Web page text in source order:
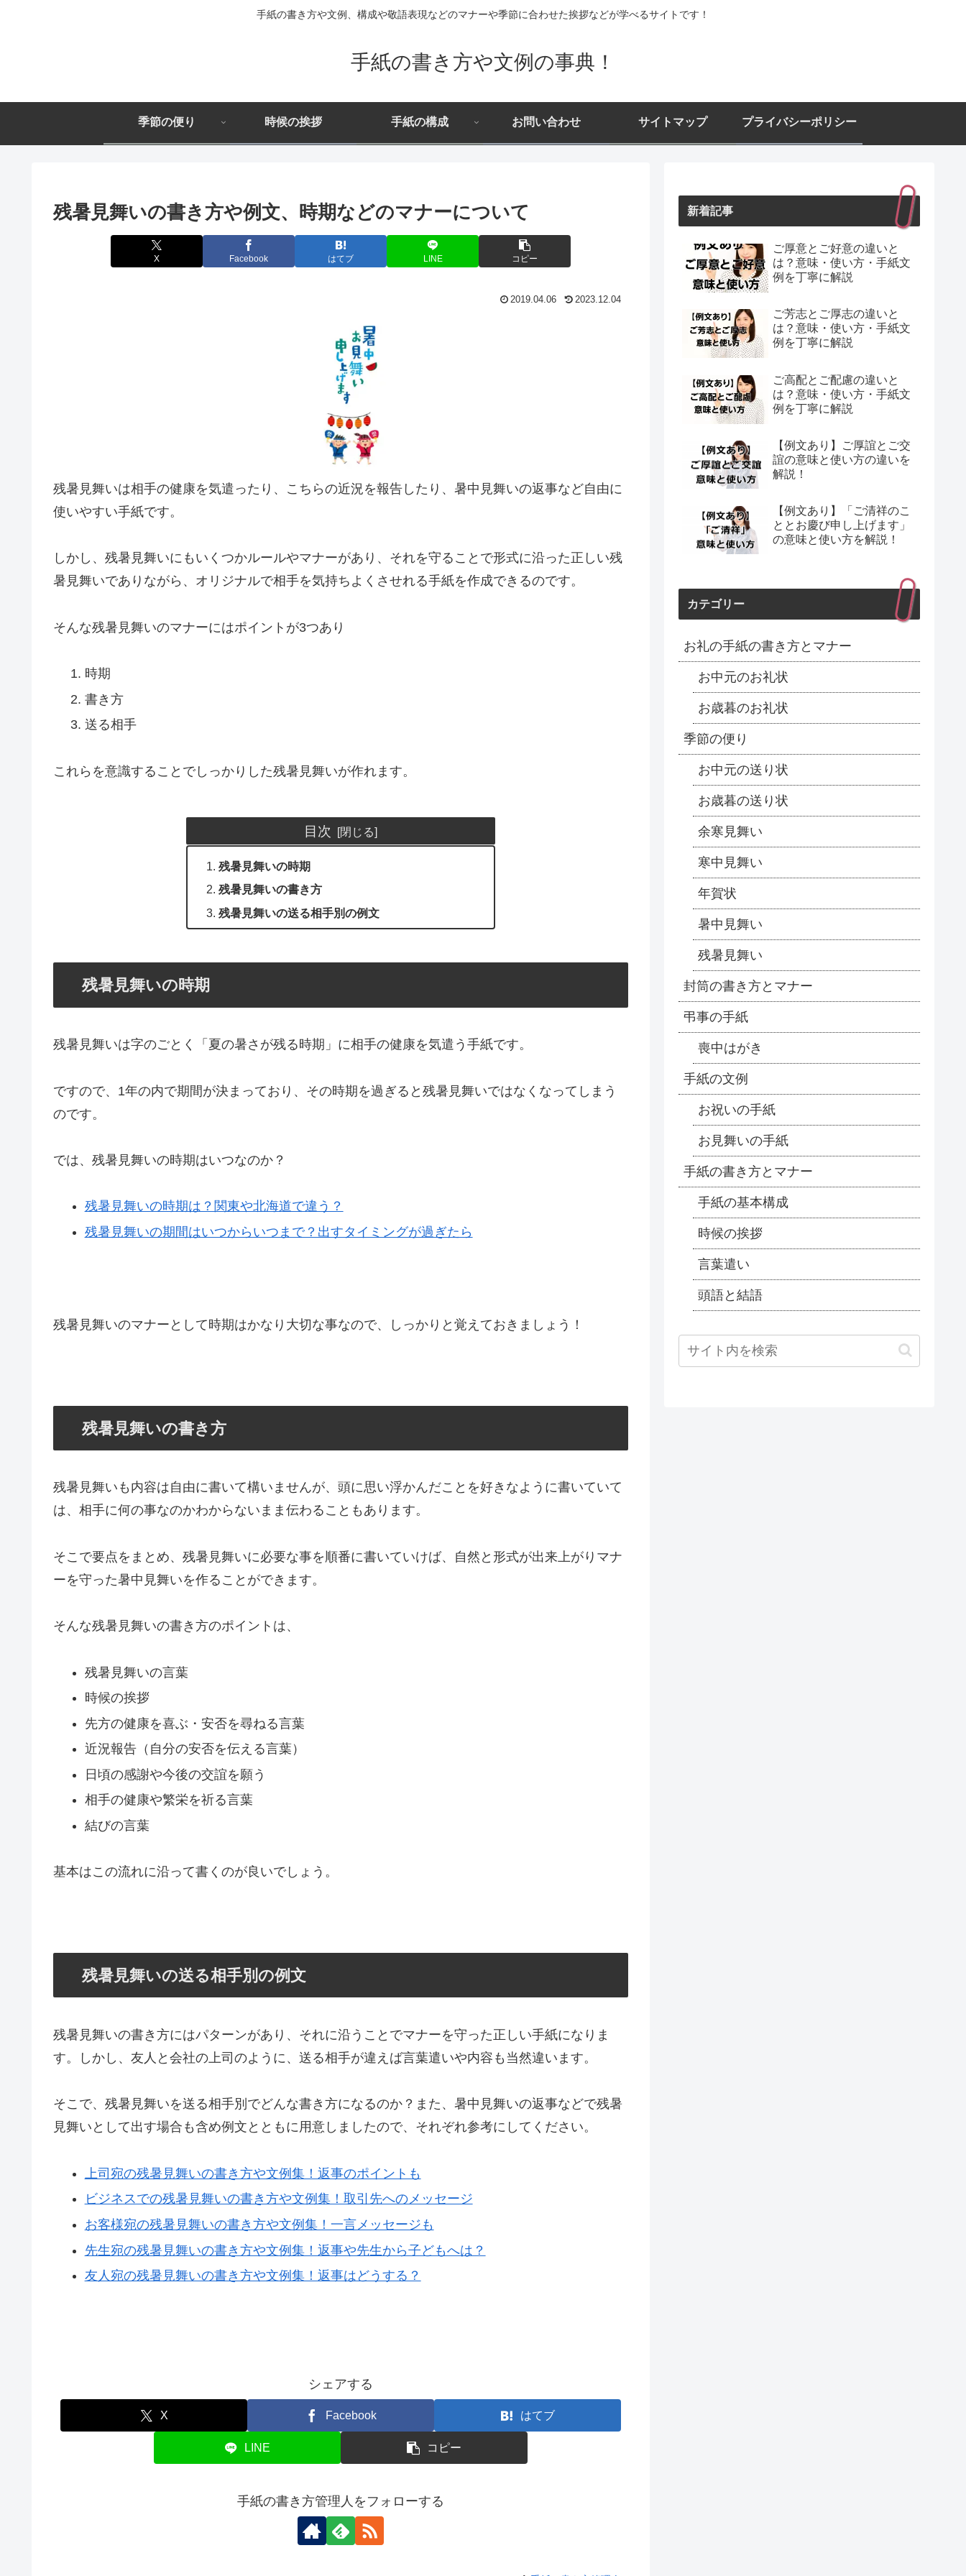
手紙の書き方や文例、構成や敬語表現などのマナーや季節に合わせた挨拶などが学べるサイトです！
手紙の書き方や文例の事典！
季節の便り 時候の挨拶 手紙の構成 お問い合わせ サイトマップ プライバシーポリシー
残暑見舞いの書き方や例文、時期などのマナーについて
X Facebook はてブ LINE コピー
2019.04.06 2023.12.04
残暑見舞いは相手の健康を気遣ったり、こちらの近況を報告したり、暑中見舞いの返事など自由に
使いやすい手紙です。
しかし、残暑見舞いにもいくつかルールやマナーがあり、それを守ることで形式に沿った正しい残
暑見舞いでありながら、オリジナルで相手を気持ちよくさせれる手紙を作成できるのです。
そんな残暑見舞いのマナーにはポイントが3つあり
時期
書き方
送る相手
これらを意識することでしっかりした残暑見舞いが作れます。
目次
残暑見舞いの時期
残暑見舞いの書き方
残暑見舞いの送る相手別の例文
残暑見舞いの時期
残暑見舞いは字のごとく「夏の暑さが残る時期」に相手の健康を気遣う手紙です。
ですので、1年の内で期間が決まっており、その時期を過ぎると残暑見舞いではなくなってしまう
のです。
では、残暑見舞いの時期はいつなのか？
残暑見舞いの時期は？関東や北海道で違う？
残暑見舞いの期間はいつからいつまで？出すタイミングが過ぎたら
残暑見舞いのマナーとして時期はかなり大切な事なので、しっかりと覚えておきましょう！
残暑見舞いの書き方
残暑見舞いも内容は自由に書いて構いませんが、頭に思い浮かんだことを好きなように書いていて
は、相手に何の事なのかわからないまま伝わることもあります。
そこで要点をまとめ、残暑見舞いに必要な事を順番に書いていけば、自然と形式が出来上がりマナ
ーを守った暑中見舞いを作ることができます。
そんな残暑見舞いの書き方のポイントは、
残暑見舞いの言葉
時候の挨拶
先方の健康を喜ぶ・安否を尋ねる言葉
近況報告（自分の安否を伝える言葉）
日頃の感謝や今後の交誼を願う
相手の健康や繁栄を祈る言葉
結びの言葉
基本はこの流れに沿って書くのが良いでしょう。
残暑見舞いの送る相手別の例文
残暑見舞いの書き方にはパターンがあり、それに沿うことでマナーを守った正しい手紙になりま
す。しかし、友人と会社の上司のように、送る相手が違えば言葉遣いや内容も当然違います。
そこで、残暑見舞いを送る相手別でどんな書き方になるのか？また、暑中見舞いの返事などで残暑
見舞いとして出す場合も含め例文とともに用意しましたので、それぞれ参考にしてください。
上司宛の残暑見舞いの書き方や文例集！返事のポイントも
ビジネスでの残暑見舞いの書き方や文例集！取引先へのメッセージ
お客様宛の残暑見舞いの書き方や文例集！一言メッセージも
先生宛の残暑見舞いの書き方や文例集！返事や先生から子どもへは？
友人宛の残暑見舞いの書き方や文例集！返事はどうする？
シェアする
X Facebook はてブ
LINE コピー
手紙の書き方管理人をフォローする
新着記事
ご厚意とご好意の違いと
は？意味・使い方・手紙文
例を丁寧に解説
ご芳志とご厚志の違いと
は？意味・使い方・手紙文
例を丁寧に解説
ご高配とご配慮の違いと
は？意味・使い方・手紙文
例を丁寧に解説
【例文あり】ご厚誼とご交
誼の意味と使い方の違いを
解説！
【例文あり】「ご清祥のこ
ととお慶び申し上げます」
の意味と使い方を解説！
カテゴリー
お礼の手紙の書き方とマナー
お中元のお礼状
お歳暮のお礼状
季節の便り
お中元の送り状
お歳暮の送り状
余寒見舞い
寒中見舞い
年賀状
暑中見舞い
残暑見舞い
封筒の書き方とマナー
弔事の手紙
喪中はがき
手紙の文例
お祝いの手紙
お見舞いの手紙
手紙の書き方とマナー
手紙の基本構成
時候の挨拶
言葉遣い
頭語と結語